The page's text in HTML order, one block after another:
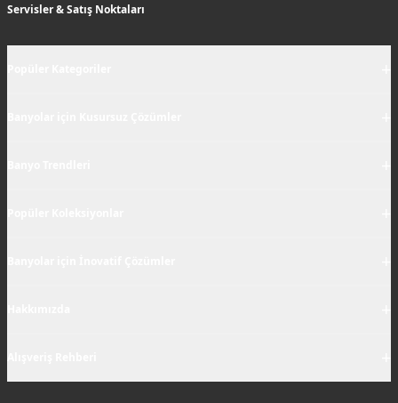
Servisler & Satış Noktaları